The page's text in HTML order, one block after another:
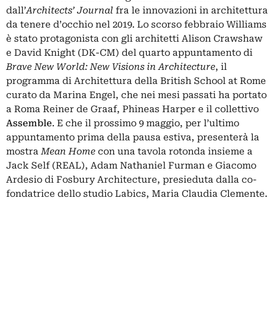
dall’Architects’ Journal fra le innovazioni in architettura
da tenere d’occhio nel 2019. Lo scorso febbraio Williams
è stato protagonista con gli architetti Alison Crawshaw
e David Knight (DK-CM) del quarto appuntamento di
Brave New World: New Visions in Architecture, il
programma di Architettura della British School at Rome
curato da Marina Engel, che nei mesi passati ha portato
a Roma Reiner de Graaf, Phineas Harper e il collettivo
Assemble. E che il prossimo 9 maggio, per l’ultimo
appuntamento prima della pausa estiva, presenterà la
mostraMean Home con una tavola rotonda insieme a
Jack Self (REAL), Adam Nathaniel Furman e Giacomo
Ardesio di Fosbury Architecture, presieduta dalla co-
fondatrice dello studio Labics, Maria Claudia Clemente.